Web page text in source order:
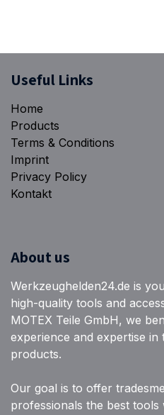
​Useful Links
Home
Products
Terms & Conditions
Imprint
Privacy Policy
Kontakt
About us
Werkzeughelden24.de is
high-quality tools and
MOTEX Teile GmbH, we
experience and expertise
products.
Our goal is to offer
professionals the best